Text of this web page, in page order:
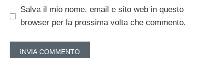
Salva il mio nome, email e sito web in questo
browser per la prossima volta che commento.